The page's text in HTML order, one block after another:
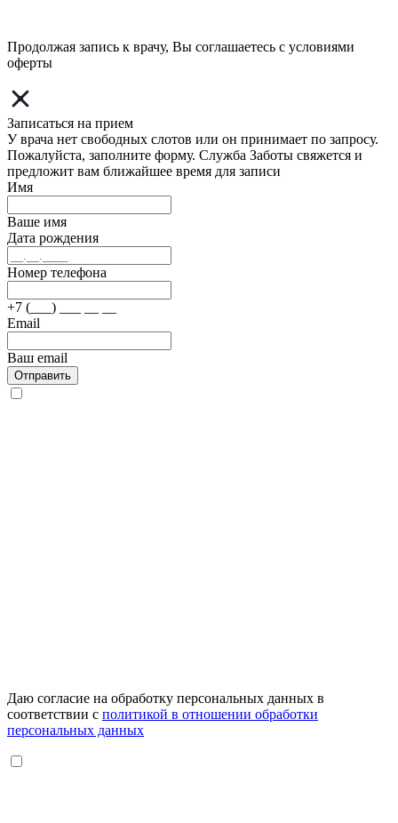
Продолжая запись к врачу, Вы соглашаетесь с условиями
оферты
Записаться на прием
У врача нет свободных слотов или он принимает по запросу.
Пожалуйста, заполните форму. Служба Заботы свяжется и
предложит вам ближайшее время для записи
Имя
Ваше имя
Дата рождения
Номер телефона
+7 (___) ___ __ __
Email
Ваш email
Отправить
Даю согласие на обработку персональных данных в
соответствии с политикой в отношении обработки
персональных данных